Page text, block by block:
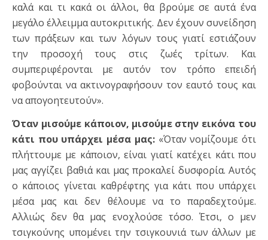
καλά και τι κακά οι άλλοι, θα βρούμε σε αυτά ένα
μεγάλο έλλειμμα αυτοκριτικής. Δεν έχουν συνείδηση
των πράξεων και των λόγων τους γιατί εστιάζουν
την προσοχή τους στις ζωές τρίτων. Και
συμπεριφέρονται με αυτόν τον τρόπο επειδή
φοβούνται να ακτινογραφήσουν τον εαυτό τους και
να απογοητευτούν».
Όταν μισούμε κάποιον, μισούμε στην εικόνα του
κάτι που υπάρχει μέσα μας:«Όταν νομίζουμε ότι
πλήττουμε με κάποιον, είναι γιατί κατέχει κάτι που
μας αγγίζει βαθιά και μας προκαλεί δυσφορία. Αυτός
ο κάποιος γίνεται καθρέφτης για κάτι που υπάρχει
μέσα μας και δεν θέλουμε να το παραδεχτούμε.
Αλλιώς δεν θα μας ενοχλούσε τόσο. Έτσι, ο μεν
τσιγκούνης υπομένει την τσιγκουνιά των άλλων με